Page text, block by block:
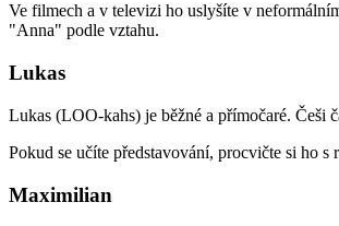
Ve filmech a v televizi ho uslyšíte v
"Anna" podle vztahu.
Lukas
Lukas (LOO-kahs) je běžné a přímočaré. Češi
Pokud se učíte představování, procvičte si ho s
Maximilian